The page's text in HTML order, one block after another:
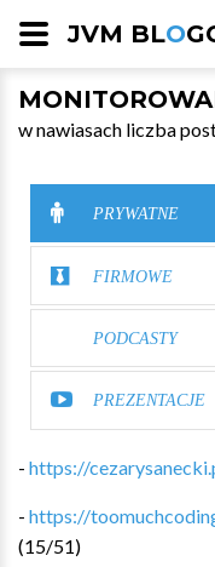
JVM BLO
w nawiasach liczba
PRYWATNE
FIRMOWE
PODCASTY
PREZENTACJE
- https://
- https://
(15/51)